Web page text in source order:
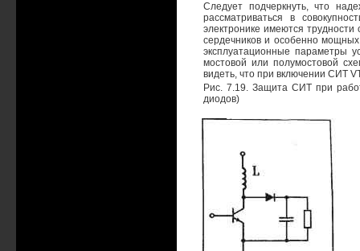
Следует подчеркнуть, что
рассматриваться в
электронике имеются
сердечников и особенно мощных
эксплуатационные параметры
мостовой или полумостовой
видеть, что при включении СИТ
Рис. 7.19. Защита СИТ при
диодов)